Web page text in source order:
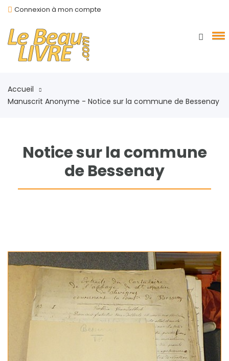
Connexion à mon compte
Accueil
Manuscrit Anonyme - Notice sur la commune de Bessenay
Notice sur la commune
de Bessenay